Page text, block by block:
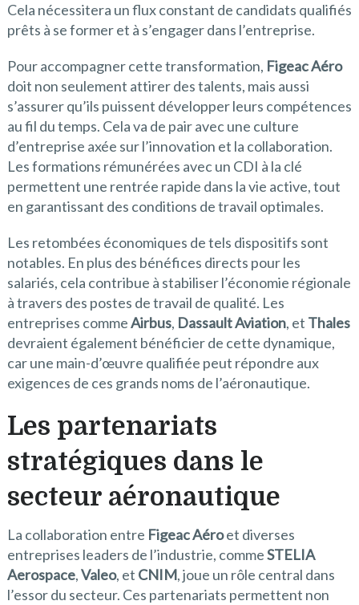
Cela nécessitera un flux constant de candidats qualifiés
prêts à se former et à s’engager dans l’entreprise.
Pour accompagner cette transformation, Figeac Aéro
doit non seulement attirer des talents, mais aussi
s’assurer qu’ils puissent développer leurs compétences
au fil du temps. Cela va de pair avec une culture
d’entreprise axée sur l’innovation et la collaboration.
Les formations rémunérées avec un CDI à la clé
permettent une rentrée rapide dans la vie active, tout
en garantissant des conditions de travail optimales.
Les retombées économiques de tels dispositifs sont
notables. En plus des bénéfices directs pour les
salariés, cela contribue à stabiliser l’économie régionale
à travers des postes de travail de qualité. Les
entreprises commeAirbus, Dassault Aviation, et Thales
devraient également bénéficier de cette dynamique,
car une main-d’œuvre qualifiée peut répondre aux
exigences de ces grands noms de l’aéronautique.
Les partenariats
stratégiques dans le
secteur aéronautique
La collaboration entre Figeac Aéroet diverses
entreprises leaders de l’industrie, commeSTELIA
Aerospace,Valeo, et CNIM, joue un rôle central dans
l’essor du secteur. Ces partenariats permettent non